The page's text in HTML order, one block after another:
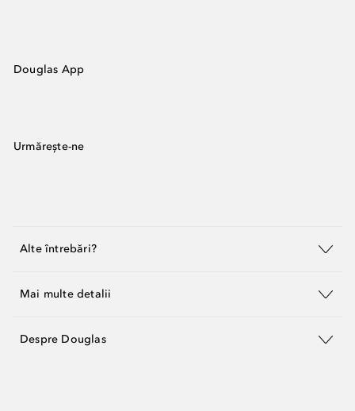
Douglas App
Urmărește-ne
Alte întrebări?
Mai multe detalii
Despre Douglas